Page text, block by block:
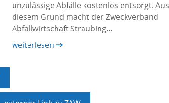
unzulässige Abfälle kostenlos entsorgt. Aus
diesem Grund macht der Zweckverband
Abfallwirtschaft Straubing…
weiterlesen